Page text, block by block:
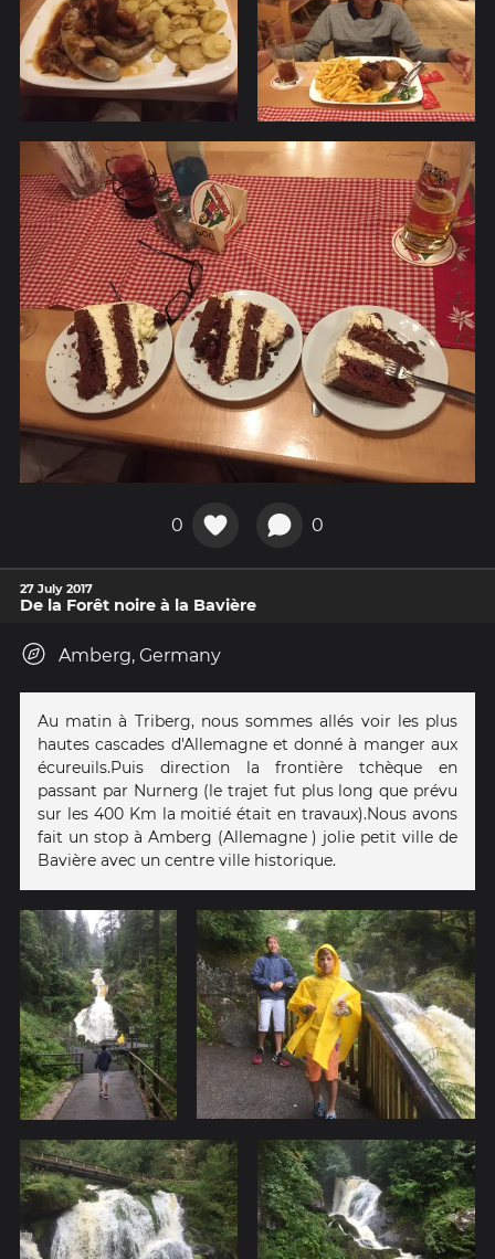
0 0
27 July 2017
De la Forêt noire à la Bavière
Amberg, Germany
Au matin à Triberg, nous sommes allés voir les plus
hautes cascades d'Allemagne et donné à manger aux
écureuils.Puis direction la frontière tchèque en
passant par Nurnerg (le trajet fut plus long que prévu
sur les 400 Km la moitié était en travaux).Nous avons
fait un stop à Amberg (Allemagne ) jolie petit ville de
Bavière avec un centre ville historique.